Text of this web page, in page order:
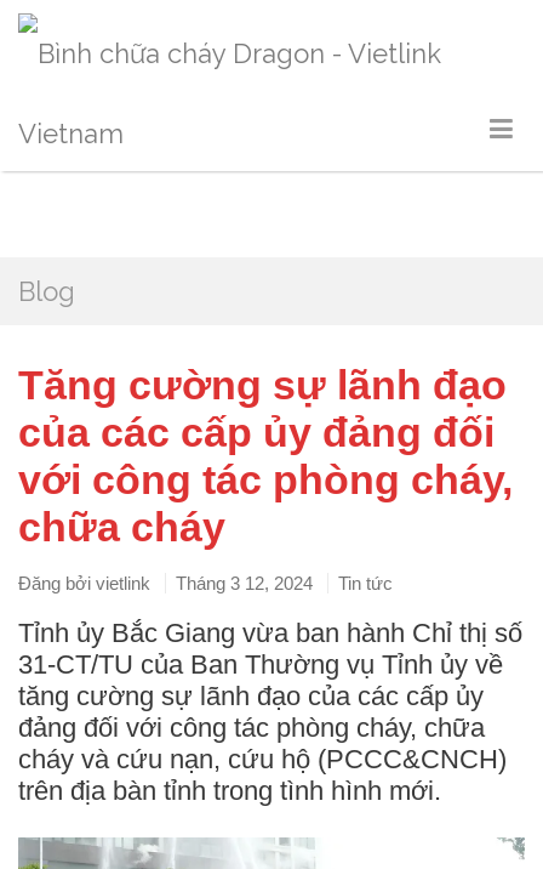
Blog
Tăng cường sự lãnh đạo
của các cấp ủy đảng đối
với công tác phòng cháy,
chữa cháy
Đăng bởi vietlink Tháng 3 12, 2024 Tin tức
Tỉnh ủy Bắc Giang vừa ban hành Chỉ thị số
31-CT/TU của Ban Thường vụ Tỉnh ủy về
tăng cường sự lãnh đạo của các cấp ủy
đảng đối với công tác phòng cháy, chữa
cháy và cứu nạn, cứu hộ (PCCC&CNCH)
trên địa bàn tỉnh trong tình hình mới.